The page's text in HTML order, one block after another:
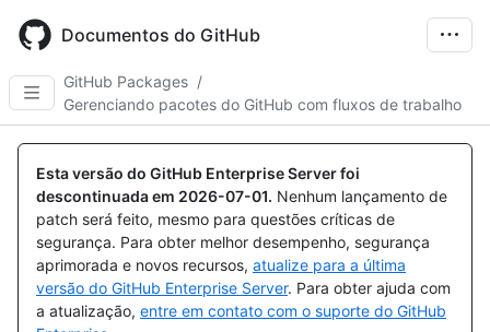
main
content
Documentos do GitHub
GitHub Packages /
Gerenciando pacotes do GitHub com fluxos de trabalho
Esta versão do GitHub Enterprise Server foi
descontinuada em 2026-07-01. Nenhum lançamento de
patch será feito, mesmo para questões críticas de
segurança. Para obter melhor desempenho, segurança
aprimorada e novos recursos, atualize para a última
versão do GitHub Enterprise Server. Para obter ajuda com
a atualização, entre em contato com o suporte do GitHub